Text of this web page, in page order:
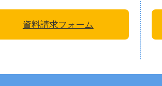
資料請求フォーム